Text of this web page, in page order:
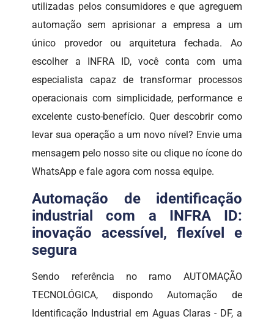
utilizadas pelos consumidores e que agreguem
automação sem aprisionar a empresa a um
único provedor ou arquitetura fechada. Ao
escolher a INFRA ID, você conta com uma
especialista capaz de transformar processos
operacionais com simplicidade, performance e
excelente custo-benefício. Quer descobrir como
levar sua operação a um novo nível? Envie uma
mensagem pelo nosso site ou clique no ícone do
WhatsApp e fale agora com nossa equipe.
Automação de identificação
industrial com a INFRA ID:
inovação acessível, flexível e
segura
Sendo referência no ramo AUTOMAÇÃO
TECNOLÓGICA, dispondo Automação de
Identificação Industrial em Aguas Claras - DF, a